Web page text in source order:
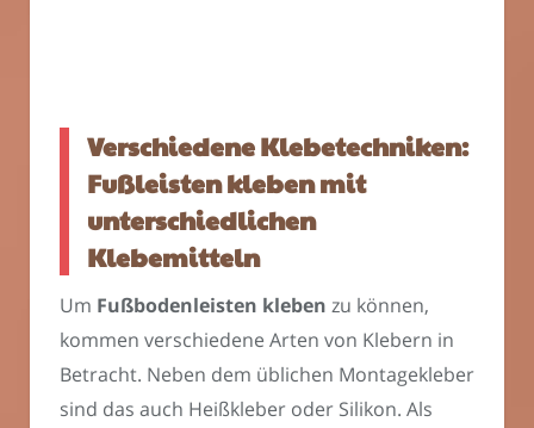
Verschiedene Klebetechniken:
Fußleisten kleben mit
unterschiedlichen
Klebemitteln
Um Fußbodenleisten kleben zu können,
kommen verschiedene Arten von Klebern in
Betracht. Neben dem üblichen Montagekleber
sind das auch Heißkleber oder Silikon. Als